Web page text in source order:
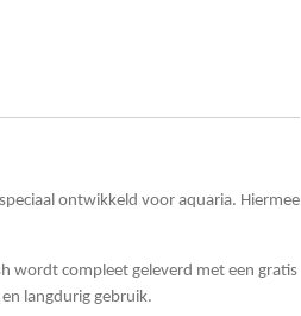
ontwikkeld voor aquaria. Hiermee
wordt compleet geleverd met een gratis
langdurig gebruik.